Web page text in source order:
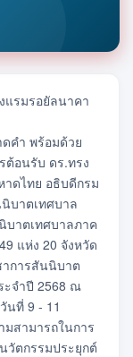
แรมรอยัลนาคา
คำ พร้อมด้วย
ต้อนรับ ดร.ทรง
าดไทย อธิบดีกรม
บาตเทศบาล
บาตเทศบาลภาค
แห่ง 20 จังหวัด
การสันนิบาต
ะจำปี 2568 ณ
นที่ 9 - 11
มสามารถในการ
วัตกรรมประยุกต์